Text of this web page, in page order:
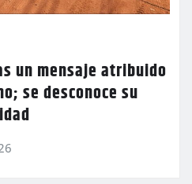
un mensaje atribuido
se desconoce su